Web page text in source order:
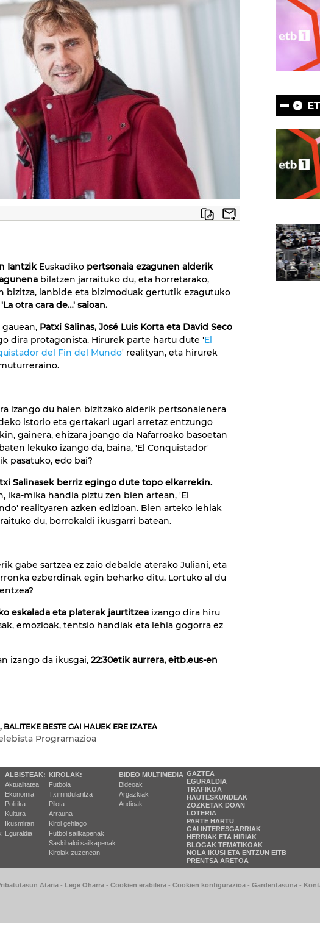
IantzikEuskadiko pertsonaia ezagunen alderik
bilatzen jarraituko du, eta horretarako,
bizitza, lanbide eta bizimoduak gertutik ezagutuko
'La otra cara de…' saioan.
gauean, Patxi Salinas, José Luis Korta eta David Seco
dira protagonista. Hirurek parte hartu dute 'El
del Fin del Mundo' realityan, eta hirurek
izango du haien bizitzako alderik pertsonalenera
istorio eta gertakari ugari arretaz entzungo
gainera, ehizara joango da Nafarroako basoetan
lekuko izango da, baina, 'El Conquistador'
pasatuko, edo bai?
Salinasek berriz egingo dute topo elkarrekin.
ika-mika handia piztu zen bien artean, 'El
realityaren azken edizioan. Bien arteko lehiak
du, borrokaldi ikusgarri batean.
gabe sartzea ez zaio debalde aterako Juliani, eta
ezberdinak egin beharko ditu. Lortuko al du
eskalada eta platerak jaurtitzea izango dira hiru
emozioak, tentsio handiak eta lehia gogorra ez
izango da ikusgai, 22:30etik aurrera, eitb.eus-en
BESTE GAI HAUEK ERE IZATEA
Programazioa
ALBISTEAK:
Aktualitatea
Ekonomia
Politika
Kultura
Ikusmiran
Eguraldia
KIROLAK:
Futbola
Txirrindularitza
Pilota
Arrauna
Kirol gehiago
Futbol sailkapenak
Saskibaloi sailkapenak
Kirolak zuzenean
BIDEO MULTIMEDIA
Bideoak
Argazkiak
Audioak
GAZTEA
EGURALDIA
TRAFIKOA
HAUTESKUNDEAK
ZOZKETAK DOAN
LOTERIA
PARTE HARTU
GAI INTERESGARRIAK
HERRIAK ETA HIRIAK
BLOGAK TEMATIKOAK
NOLA IKUSI ETA ENTZUN EITB
PRENTSA ARETOA
Ataria - Lege Oharra - Cookien erabilera - Cookien konfigurazioa - Gardentasuna -